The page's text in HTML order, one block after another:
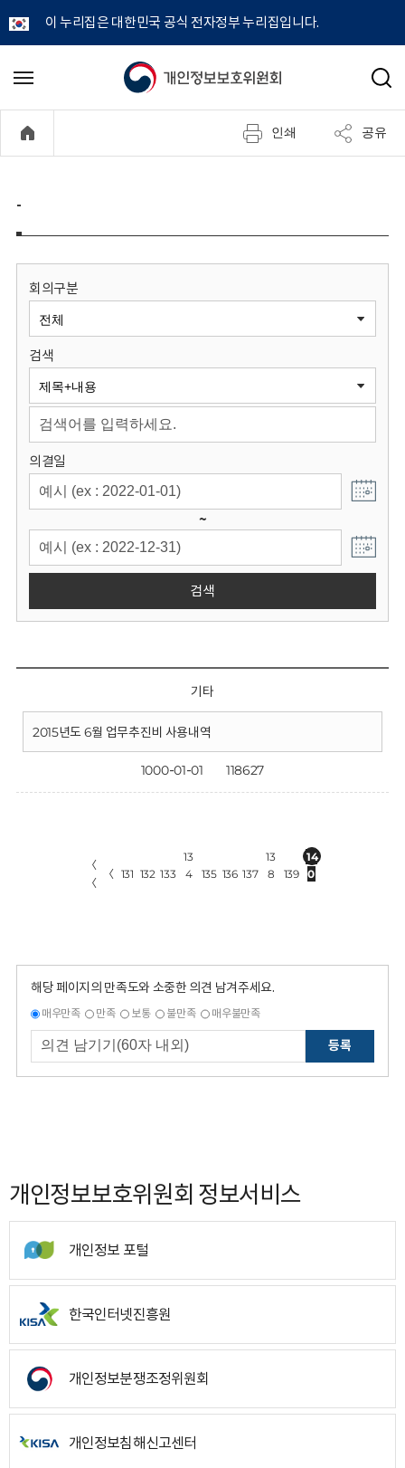
이 누리집은 대한민국 공식 전자정부 누리집입니다.
개
정
보
원
회
메
기
검
인쇄 공유
-
회의구분
검색
의결일
~
검색
기타
2015년도 6월 업무추진비 사용내역
1000-01-01 118627
〈
〈
〈 131 132 133
13
4
135 136 137
13
8
139
14
0
해당 페이지의 만족도와 소중한 의견 남겨주세요.
매우만족 만족 보통 불만족 매우불만족
등록
개인정보보호위원회 정보서비스
개인정보 포털
한국인터넷진흥원
개인정보분쟁조정위원회
개인정보침해신고센터